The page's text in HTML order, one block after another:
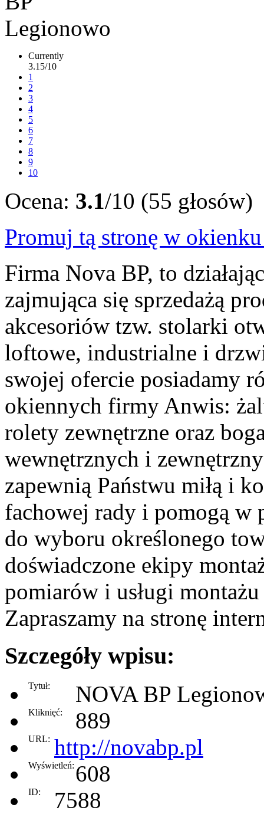
Currently
3.15/10
1
2
3
4
5
6
7
8
9
10
Ocena: 3.1/10 (55 głosów)
Promuj tą stronę w
Firma Nova BP, to
zajmująca się sprzedażą
akcesoriów tzw. stolarki
loftowe, industrialne i
swojej ofercie posiadamy
okiennych firmy Anwis:
rolety zewnętrzne oraz
wewnętrznych i
zapewnią Państwu miłą i
fachowej rady i pomogą w
do wyboru określonego
doświadczone ekipy
pomiarów i usługi
Zapraszamy na stronę
Szczegóły wpisu:
Tytuł: NOVA BP
Kliknięć: 889
URL: http://novabp.pl
Wyświetleń: 608
ID: 7588